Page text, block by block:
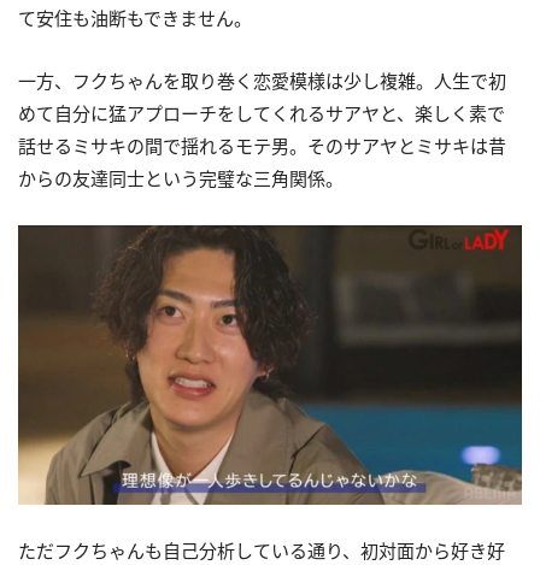
て安住も油断もできません。
一方、フクちゃんを取り巻く恋愛模様は少し複雑。人生で初
めて自分に猛アプローチをしてくれるサアヤと、楽しく素で
話せるミサキの間で揺れるモテ男。そのサアヤとミサキは昔
からの友達同士という完璧な三角関係。
ただフクちゃんも自己分析している通り、初対面から好き好